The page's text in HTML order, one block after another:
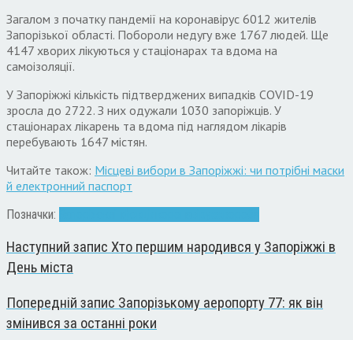
Загалом з початку пандемії на коронавірус 6012 жителів
Запорізької області. Побороли недугу вже 1767 людей. Ще
4147 хворих лікуються у стаціонарах та вдома на
самоізоляції.
У Запоріжжі кількість підтверджених випадків COVID-19
зросла до 2722. З них одужали 1030 запоріжців. У
стаціонарах лікарень та вдома під наглядом лікарів
перебувають 1647 містян.
Читайте також: Місцеві вибори в Запоріжжі: чи потрібні маски
й електронний паспорт
Позначки:
Наступний запис Хто першим народився у Запоріжжі в
День міста
Попередній запис Запорізькому аеропорту 77: як він
змінився за останні роки